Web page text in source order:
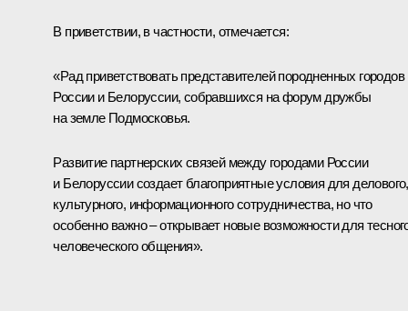
В приветствии, в частности, отмечается:
«Рад приветствовать представителей породненных городов
России и Белоруссии, собравшихся на форум дружбы
на земле Подмосковья.
Развитие партнерских связей между городами России
и Белоруссии создает благоприятные условия для делового,
культурного, информационного сотрудничества, но что
особенно важно – открывает новые возможности для
человеческого общения».